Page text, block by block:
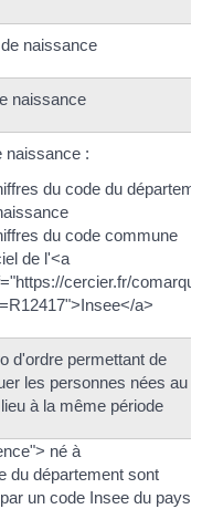
naissance
naissance
naissance :
du code du
du code commune
de l'<a
cercier.fr/
a>
d'ordre permettant de
les personnes nées au
à la même période
né à
du département sont
un code Insee du pays